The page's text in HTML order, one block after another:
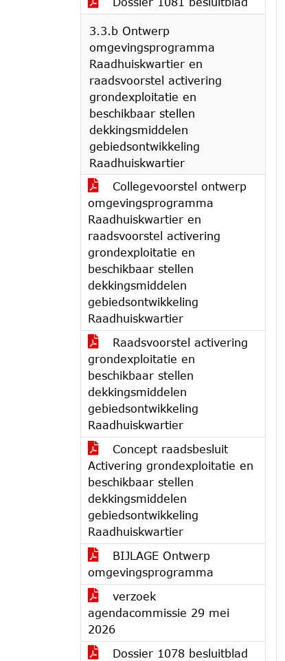
3.3.b Ontwerp
omgevingsprogramma
Raadhuiskwartier en
raadsvoorstel activering
grondexploitatie en
beschikbaar stellen
dekkingsmiddelen
gebiedsontwikkeling
Raadhuiskwartier
Collegevoorstel ontwerp
omgevingsprogramma
Raadhuiskwartier en
raadsvoorstel activering
grondexploitatie en
beschikbaar stellen
dekkingsmiddelen
gebiedsontwikkeling
Raadhuiskwartier
Raadsvoorstel activering
grondexploitatie en
beschikbaar stellen
dekkingsmiddelen
gebiedsontwikkeling
Raadhuiskwartier
Concept raadsbesluit
Activering grondexploitatie en
beschikbaar stellen
dekkingsmiddelen
gebiedsontwikkeling
Raadhuiskwartier
BIJLAGE Ontwerp
omgevingsprogramma
verzoek
agendacommissie 29 mei
2026
Dossier 1078 besluitblad